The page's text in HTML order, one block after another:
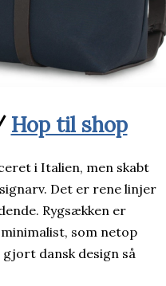
Hop til shop
i Italien, men skabt
Det er rene linjer
Rygsækken er
som netop
dansk design så